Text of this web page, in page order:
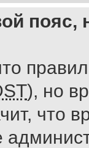
пояс,
), но
что